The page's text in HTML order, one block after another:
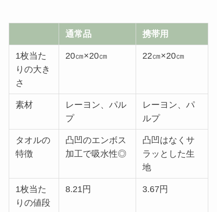
通常品 携帯用
1枚当た
りの大き
さ
20㎝×20㎝ 22㎝×20㎝
素材
レーヨン、パル
プ
レーヨン、パ
ルプ
タオルの
特徴
凸凹のエンボス
加工で吸水性◎
凸凹はなくサ
ラッとした生
地
1枚当た
りの値段
8.21円 3.67円